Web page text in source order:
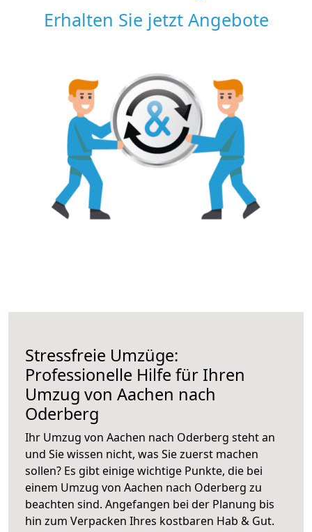
Erhalten Sie jetzt Angebote
Stressfreie Umzüge:
Professionelle Hilfe für Ihren
Umzug von Aachen nach
Oderberg
Ihr Umzug von Aachen nach Oderberg steht an
und Sie wissen nicht, was Sie zuerst machen
sollen? Es gibt einige wichtige Punkte, die bei
einem Umzug von Aachen nach Oderberg zu
beachten sind. Angefangen bei der Planung bis
hin zum Verpacken Ihres kostbaren Hab & Gut.